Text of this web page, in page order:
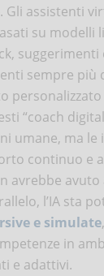
. Gli assistenti
su modelli
sempre più
“coach
umane, ma
continuo e
avrebbe avuto
l’IA sta
e simulate
in
e adattivi.